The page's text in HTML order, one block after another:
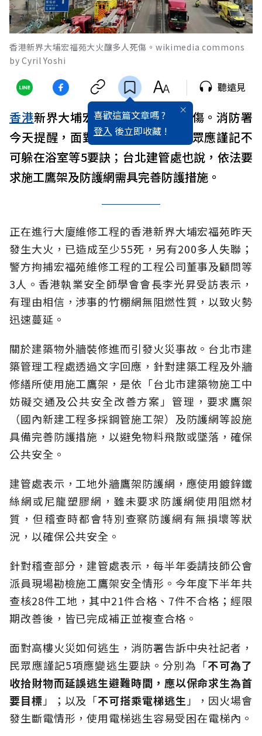
香港新界大埔宏福苑大火釀多人死傷。wikimedia commons
by Cyril Yoshi
喜歡這篇文章嗎 ?
登入 後立即收藏 !
聽遠見
香港新界大埔宏福苑大火釀多人死傷。消防署
今天提醒，面對高樓火災逃生，民眾應謹記不
可躲在浴室等5要訣；台北建管處也說，依法要
求施工鷹架及防護網需具完善防護措施。
正在進行大廈維修工程的香港新界大埔宏福苑昨天
發生大火，已造成至少55死，另有200多人失聯；
警方拘捕宏福苑維修工程的工程公司董事及顧問等
3人。香港執業安全師學會會長李光昇受訪表示，
有理由相信，涉事的竹棚網無阻燃性質，以致火勢
迅速蔓延。
關於建築物外牆裝修進而引發火災事故。台北市建
築管理工程處透過文字回應，針對建築工程及外牆
修繕所使用施工鷹架，是依「台北市建築物施工中
妨礙交通及公共安全改善方案」管理，要求鷹架
（國內新建工程多採鋼管施工架）及防護網等設施
具備完善防護措施，以避免物料飛散或墜落，確保
公共安全。
建管處表示，工地外牆鷹架防護網，應使用鍍鋅鐵
絲網或尼龍塑膠網，雖未要求防護網使用阻燃材
質，但稽查時都會特別查察防護網有無損壞等狀
況，以確保公共安全。
針對稽查部分，建管處表示，每半年委請技師公會
派員現場勘檢施工鷹架安全情形。今年度下半年共
查核28件工地，其中21件合格、7件不合格；經限
期改善後，皆已完成補正並複查合格。
面對高樓火災如何逃生，消防署告訴中央社記者，
民眾應謹記5項應變逃生要訣。分別為「不可為了
收拾財物而延誤逃生避難時間，應以保命求生為首
要目標 」；以及「不可搭乘電梯逃生 」，因火場會
發生斷電情形，使用電梯逃生容易受困在電梯內。